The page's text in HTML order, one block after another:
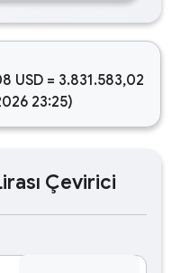
USD = 3.831.583,02
23:25)
Çevirici